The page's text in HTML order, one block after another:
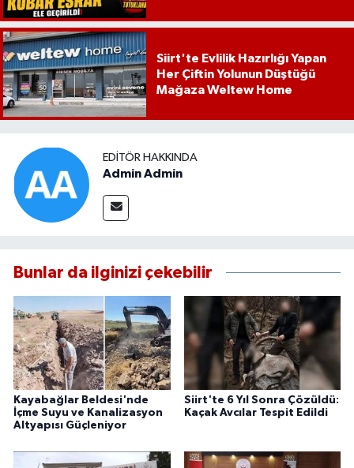
Siirt'te Evlilik Hazırlığı Yapan
Her Çiftin Yolunun Düştüğü
Mağaza Weltew Home
EDITÖR HAKKINDA
Admin Admin
Bunlar da ilginizi çekebilir
Kayabağlar Beldesi'nde
İçme Suyu ve Kanalizasyon
Altyapısı Güçleniyor
Siirt'te 6 Yıl Sonra Çözüldü:
Kaçak Avcılar Tespit Edildi